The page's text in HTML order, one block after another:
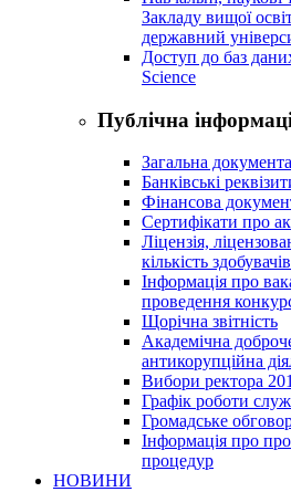
Закладу вищої
державний
Доступ до баз
Science
Публічна
Загальна
Банківські
Фінансова
Сертифікати про
Ліцензія,
кількість
Інформація про
проведення
Щорічна звітність
Академічна
антикорупційна
Вибори ректора
Графік роботи
Громадське
Інформація про
процедур
НОВИНИ